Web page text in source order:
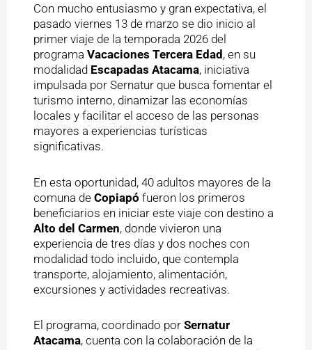
Con mucho entusiasmo y gran expectativa, el
pasado viernes 13 de marzo se dio inicio al
primer viaje de la temporada 2026 del
programa Vacaciones Tercera Edad, en su
modalidad Escapadas Atacama, iniciativa
impulsada por Sernatur que busca fomentar el
turismo interno, dinamizar las economías
locales y facilitar el acceso de las personas
mayores a experiencias turísticas
significativas.
En esta oportunidad, 40 adultos mayores de la
comuna de Copiapó fueron los primeros
beneficiarios en iniciar este viaje con destino a
Alto del Carmen, donde vivieron una
experiencia de tres días y dos noches con
modalidad todo incluido, que contempla
transporte, alojamiento, alimentación,
excursiones y actividades recreativas.
El programa, coordinado por Sernatur
Atacama, cuenta con la colaboración de la